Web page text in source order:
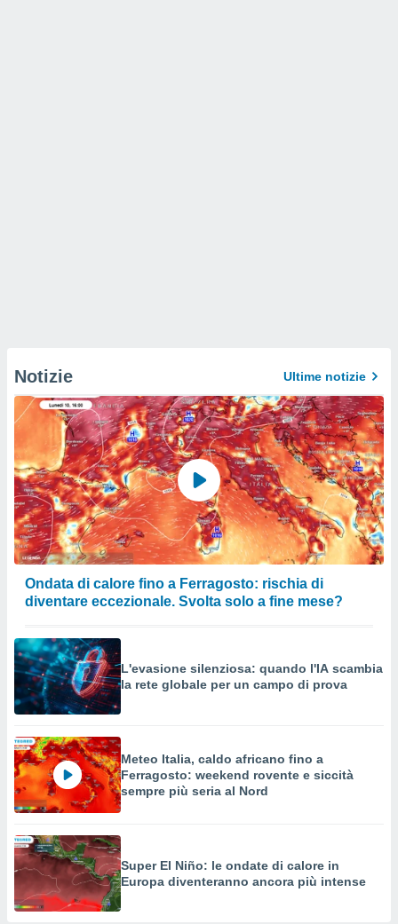
Notizie Ultime notizie
Ondata di calore fino a Ferragosto: rischia di
diventare eccezionale. Svolta solo a fine mese?
L'evasione silenziosa: quando l'IA scambia
la rete globale per un campo di prova
Meteo Italia, caldo africano fino a
Ferragosto: weekend rovente e siccità
sempre più seria al Nord
Super El Niño: le ondate di calore in
Europa diventeranno ancora più intense